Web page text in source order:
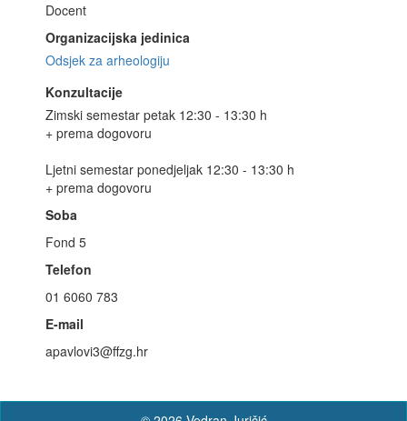
Docent
Organizacijska jedinica
Odsjek za arheologiju
Konzultacije
Zimski semestar petak 12:30 - 13:30 h
+ prema dogovoru
Ljetni semestar ponedjeljak 12:30 - 13:30 h
+ prema dogovoru
Soba
Fond 5
Telefon
01 6060 783
E-mail
apavlovi3@ffzg.hr